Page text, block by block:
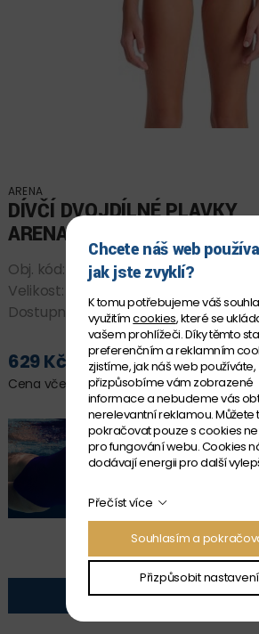
ARENA
DÍVČÍ DVOJDÍLNÉ PLAVKY
ARENA FEEL SOLID BIKINI
Obj. kód:
008853_936 12-13
Velikost:
Dostupnost:SKLADEM
629 Kč
Cena včetně DPH
PŘIDAT DO KOŠÍKU
POPIS
Chcete náš web
jak jste zvyklí?
K tomu potřebujeme váš
využitímcookies, které se
vašem prohlížeči. Díky těmto
preferenčním a reklamním
zjistíme, jak náš web používáte,
přizpůsobíme vám zobrazené
informace a nebudeme vás
nerelevantní reklamou. Můžete
pokračovat pouze s cookies
pro fungování webu. Cookies
dodávají energii pro další
Přečíst více
Souhlasím a
Přizpůsobit nastavení